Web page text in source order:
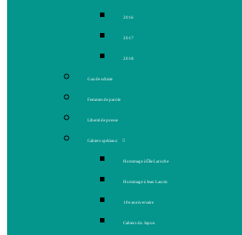
2016
2017
2018
Gaz de schiste
Femmes de parole
Liberté de presse
Cahiers spéciaux
Hommage à Élie Laroche
Hommage à Jean Laurin
10e anniversaire
Cahiers du Japon